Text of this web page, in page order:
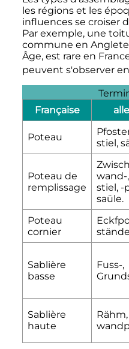
les régions et les
influences se croiser
Par exemple, une
commune en
Âge, est rare en
peuvent s'observer
Française
Poteau
stiel,
Poteau de
remplissage
wand-
stiel, -
saüle.
Poteau
cornier
Sablière
basse
Fuss-,
Sablière
haute